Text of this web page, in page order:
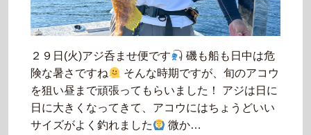
２９日(火)アジ呑ませ便です
磯も船も日中は危
険な暑さですね
そんな時期ですが、旬のアコウ
を狙い昼まで頑張ってもらいました！ アジは日に
日に大きくなってきて、アコウにはちょうどいい
サイズがよく釣れました
微か…